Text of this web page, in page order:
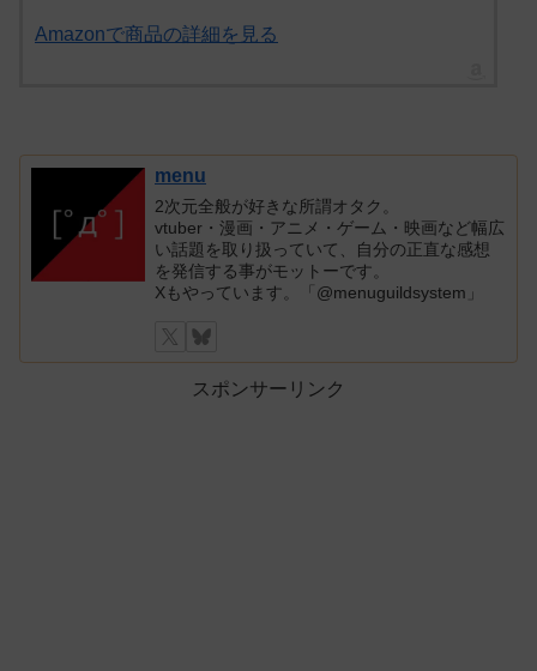
Amazonで商品の詳細を見る
menu
2次元全般が好きな所謂オタク。
vtuber・漫画・アニメ・ゲーム・映画など幅広
い話題を取り扱っていて、自分の正直な感想
を発信する事がモットーです。
Xもやっています。「@menuguildsystem」
スポンサーリンク